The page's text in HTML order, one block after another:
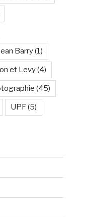
Barry(1)
et Levy(4)
(45)
UPF(5)